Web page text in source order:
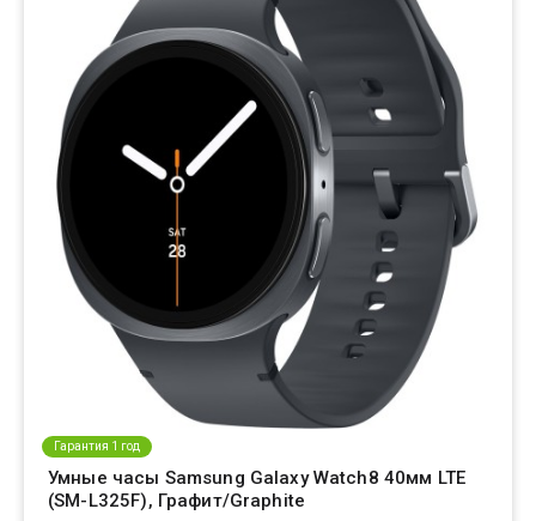
Гарантия 1 год
Умные часы Samsung Galaxy Watch8 40мм LTE
(SM-L325F), Графит/Graphite